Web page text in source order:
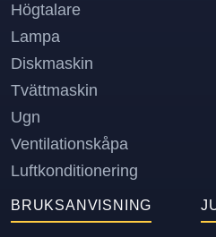
Högtalare
Lampa
Diskmaskin
Tvättmaskin
Ugn
Ventilationskåpa
Luftkonditionering
BRUKSANVISNING